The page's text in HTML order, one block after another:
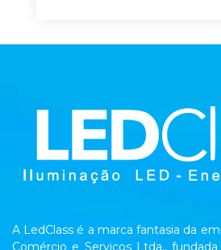
A LedClass é a marca fantasia da
Comércio e Serviços Ltda.,